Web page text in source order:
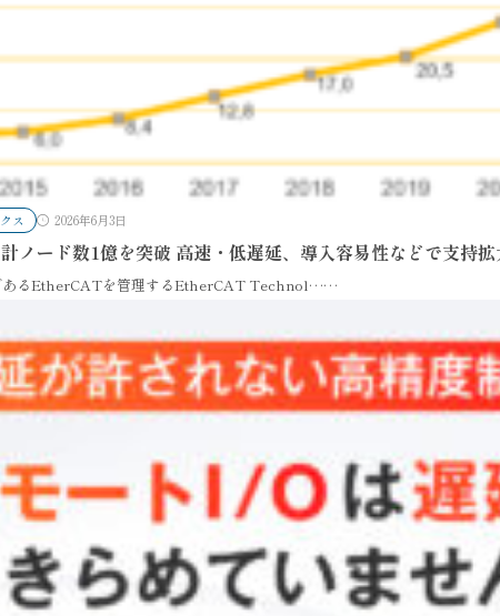
ス 2026年6月3日
ード数1億を突破 高速・低遅延、導入容易性などで支持拡
あるEtherCATを管理するEtherCAT Technol……